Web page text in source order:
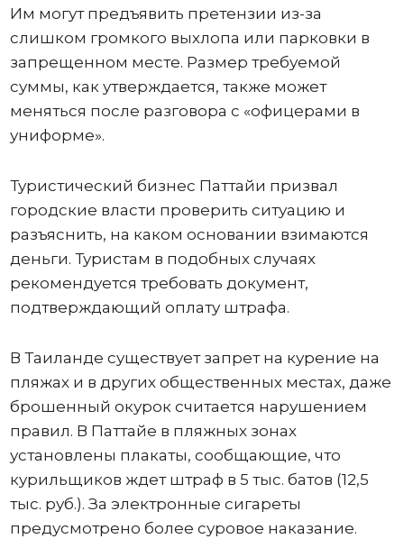
Им могут предъявить претензии из-за
слишком громкого выхлопа или парковки в
запрещенном месте. Размер требуемой
суммы, как утверждается, также может
меняться после разговора с «офицерами в
униформе».
Туристический бизнес Паттайи призвал
городские власти проверить ситуацию и
разъяснить, на каком основании взимаются
деньги. Туристам в подобных случаях
рекомендуется требовать документ,
подтверждающий оплату штрафа.
В Таиланде существует запрет на курение на
пляжах и в других общественных местах, даже
брошенный окурок считается нарушением
правил. В Паттайе в пляжных зонах
установлены плакаты, сообщающие, что
курильщиков ждет штраф в 5 тыс. батов (12,5
тыс. руб.). За электронные сигареты
предусмотрено более суровое наказание.